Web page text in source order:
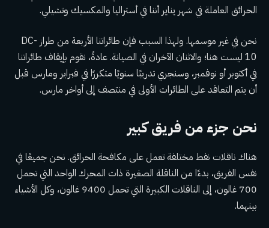
الحرائق العاملة في شهر يناير أننا في أستراليا والمكسيك وتشيلي.
نحن في غير موسمها. ولهذا السبب فإن طائراتنا الأربعة من طراز DC-
10 ليست هنا؛ والاثنان الآخران في الصيانة. عادةً، نقوم بإيقاف طائراتنا
في أكتوبر أو نوفمبر، وسنجري تدريبًا سنويًا متكررًا في فبراير ومارس قبل
أن يتم التعاقد على الطائرات الأولى في منتصف إلى أواخر مارس.
نحن جزء من فريق كبير
هناك ناقلات نفط مختلفة تعمل على مكافحة الحرائق. نحن جميعًا في
نفس الفريق، بدءًا من الناقلة الصغيرة ذات المحرك الواحد التي تحمل
700 غالون، إلى الناقلات الكبيرة التي تحمل 9400 غالون، وكل الأشياء
بينهما.